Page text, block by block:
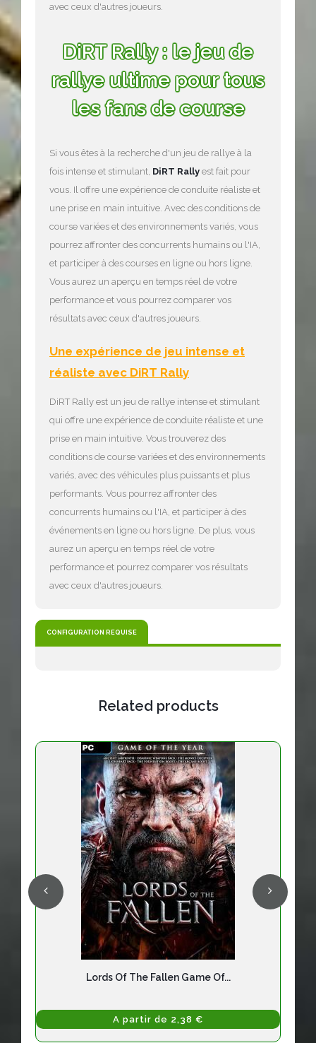
avec ceux d'autres joueurs.
DiRT Rally : le jeu de
rallye ultime pour tous
les fans de course
Si vous êtes à la recherche d'un jeu de rallye à la
fois intense et stimulant, DiRT Rally est fait pour
vous. Il offre une expérience de conduite réaliste et
une prise en main intuitive. Avec des conditions de
course variées et des environnements variés, vous
pourrez affronter des concurrents humains ou l'IA,
et participer à des courses en ligne ou hors ligne.
Vous aurez un aperçu en temps réel de votre
performance et vous pourrez comparer vos
résultats avec ceux d'autres joueurs.
Une expérience de jeu intense et
réaliste avec DiRT Rally
DiRT Rally est un jeu de rallye intense et stimulant
qui offre une expérience de conduite réaliste et une
prise en main intuitive. Vous trouverez des
conditions de course variées et des environnements
variés, avec des véhicules plus puissants et plus
performants. Vous pourrez affronter des
concurrents humains ou l'IA, et participer à des
événements en ligne ou hors ligne. De plus, vous
aurez un aperçu en temps réel de votre
performance et pourrez comparer vos résultats
avec ceux d'autres joueurs.
CONFIGURATION REQUISE
Related products
Lords Of The Fallen Game Of...
A partir de 2,38 €